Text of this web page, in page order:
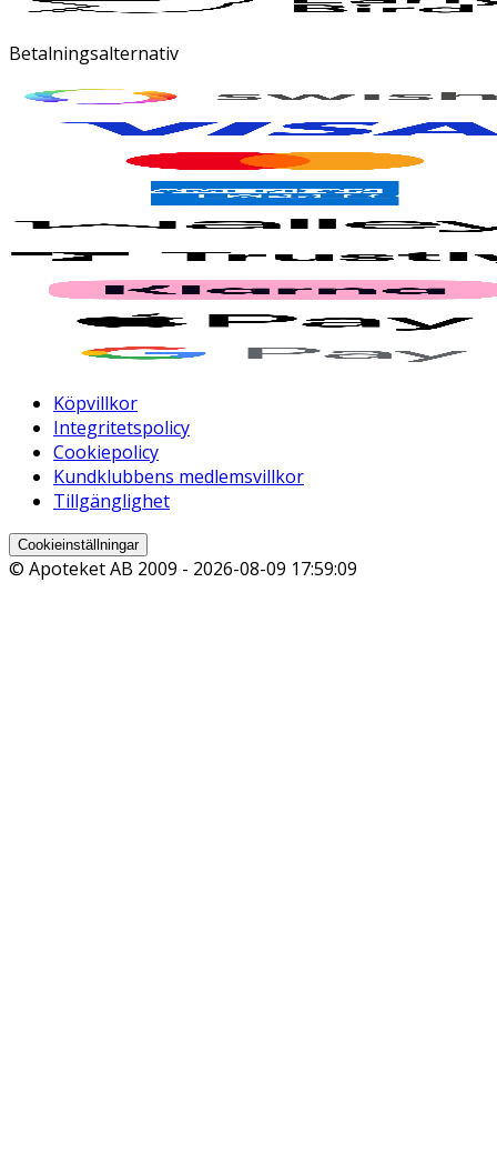
Betalningsalternativ
Köpvillkor
Integritetspolicy
Cookiepolicy
Kundklubbens medlemsvillkor
Tillgänglighet
Cookieinställningar
© Apoteket AB 2009 - 2026-08-09 17:59:09